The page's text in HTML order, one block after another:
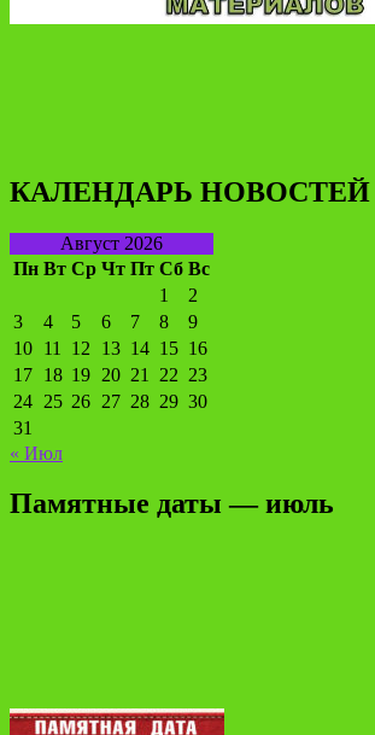
КАЛЕНДАРЬ НОВОСТЕЙ
Август 2026
Пн Вт Ср Чт Пт Сб Вс
1
2
3
4 5 6 7 8
9
10 11 12 13 14 15 16
17 18 19 20 21 22 23
24 25 26 27 28 29 30
31
« Июл
Памятные даты — июль